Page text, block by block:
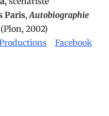
Paris, Autobiographie
(Plon, 2002)
Facebook